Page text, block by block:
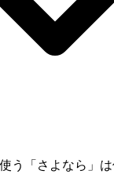
う「さよなら」は